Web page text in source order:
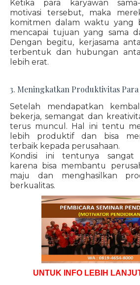
Ketika para karyawan
motivasi tersebut, maka
komitmen dalam waktu yang
mencapai tujuan yang sama
Dengan begitu, kerjasama
terbentuk dan hubungan
lebih erat.
3. Meningkatkan Produktivitas Para
Setelah mendapatkan
bekerja, semangat dan
terus muncul. Hal ini tentu
lebih produktif dan bisa
terbaik kepada perusahaan.
Kondisi ini tentunya sangat
karena bisa membantu
maju dan menghasilkan
berkualitas.
UNTUK INFO LEBIH